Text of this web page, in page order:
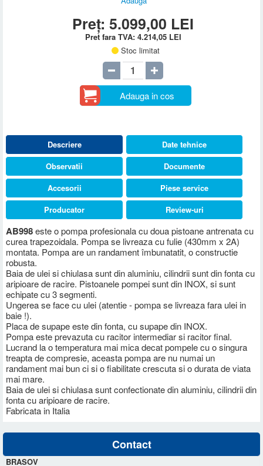
Preț:5.099,00 LEI
Pret fara TVA: 4.214,05 LEI
Stoc limitat
Adauga in cos
Descriere
AB998este o pompa profesionala cu doua pistoane antrenata cu
curea trapezoidala. Pompa se livreaza cu fulie (430mm x 2A)
montata. Pompa are un randament îmbunatatit, o constructie
robusta.
Baia de ulei si chiulasa sunt din aluminiu, cilindrii sunt din fonta cu
aripioare de racire. Pistoanele pompei sunt din INOX, si sunt
echipate cu 3 segmenti.
Ungerea se face cu ulei (atentie - pompa se livreaza fara ulei in
baie !).
Placa de supape este din fonta, cu supape din INOX.
Pompa este prevazuta cu racitor intermediar si racitor final.
Lucrand la o temperatura mai mica decat pompele cu o singura
treapta de compresie, aceasta pompa are nu numai un
randament mai bun ci si o fiabilitate crescuta si o durata de viata
mai mare.
Baia de ulei si chiulasa sunt confectionate din aluminiu, cilindrii din
fonta cu aripioare de racire.
Fabricata in Italia
Date tehnice
Observatii
Documente
Accesorii
Piese service
Producator
Review-uri
Contact
BRASOV